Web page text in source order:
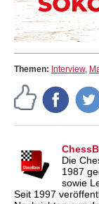
Themen: Interview,
Die
1987
sowie
Seit 1997